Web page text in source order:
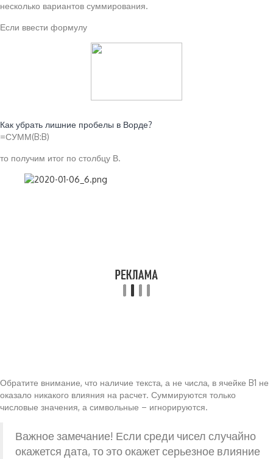
несколько вариантов суммирования.
Если ввести формулу
Как убрать лишние пробелы в Ворде?
=СУММ(B:B)
то получим итог по столбцу В.
Обратите внимание, что наличие текста, а не числа, в ячейке B1 не
оказало никакого влияния на расчет. Суммируются только
числовые значения, а символьные – игнорируются.
Важное замечание! Если среди чисел случайно
окажется дата, то это окажет серьезное влияние